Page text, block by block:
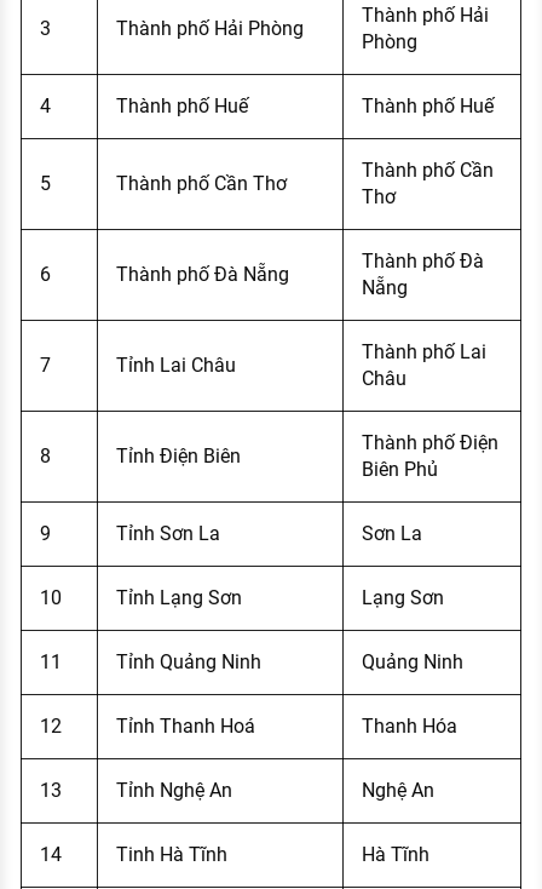
3 Thành phố Hải Phòng
Thành phố Hải
Phòng
4 Thành phố Huế Thành phố Huế
5 Thành phố Cần Thơ
Thành phố Cần
Thơ
6 Thành phố Đà Nẵng
Thành phố Đà
Nẵng
7 Tỉnh Lai Châu
Thành phố Lai
Châu
8 Tỉnh Điện Biên
Thành phố Điện
Biên Phủ
9 Tỉnh Sơn La Sơn La
10 Tỉnh Lạng Sơn Lạng Sơn
11 Tỉnh Quảng Ninh Quảng Ninh
12 Tỉnh Thanh Hoá Thanh Hóa
13 Tỉnh Nghệ An Nghệ An
14 Tinh Hà Tĩnh Hà Tĩnh